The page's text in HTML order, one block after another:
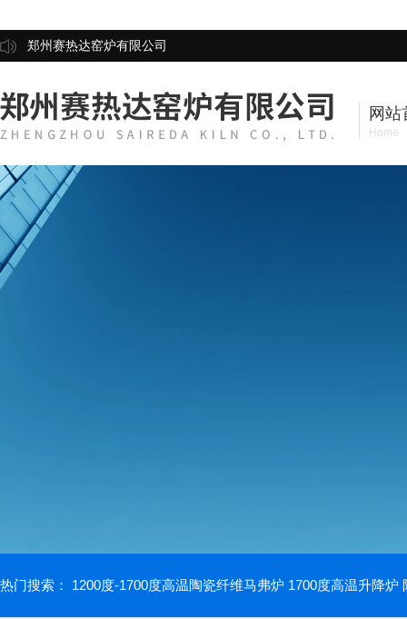
郑州赛热达窑炉有限公司
网站
Home
热门搜索： 1200度-1700度高温陶瓷纤维马弗炉 1700度高温升降炉